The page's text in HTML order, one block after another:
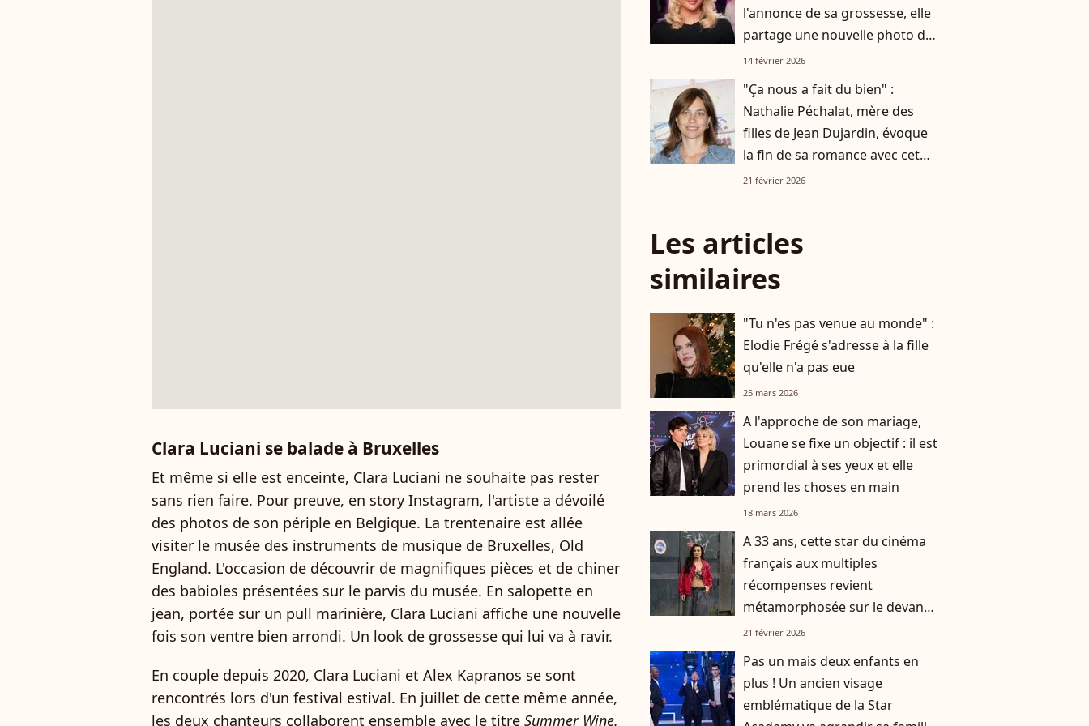
Clara Luciani se balade à Bruxelles
Et même si elle est enceinte, Clara Luciani ne souhaite pas rester
sans rien faire. Pour preuve, en story Instagram, l'artiste a dévoilé
des photos de son périple en Belgique. La trentenaire est allée
visiter le musée des instruments de musique de Bruxelles, Old
England. L'occasion de découvrir de magnifiques pièces et de chiner
des babioles présentées sur le parvis du musée. En salopette en
jean, portée sur un pull marinière, Clara Luciani affiche une nouvelle
fois son ventre bien arrondi. Un look de grossesse qui lui va à ravir.
En couple depuis 2020, Clara Luciani et Alex Kapranos se sont
rencontrés lors d'un festival estival. En juillet de cette même année,
les deux chanteurs collaborent ensemble avec le titre Summer Wine.
l'annonce de sa grossesse, elle
partage une nouvelle photo de
son ventre arrondi
14 février 2026
"Ça nous a fait du bien" :
Nathalie Péchalat, mère des
filles de Jean Dujardin, évoque
la fin de sa romance avec cet
homme célèbre qui a partagé
21 février 2026
Les articles
similaires
"Tu n'es pas venue au monde" :
Elodie Frégé s'adresse à la fille
qu'elle n'a pas eue
25 mars 2026
A l'approche de son mariage,
Louane se fixe un objectif : il est
primordial à ses yeux et elle
prend les choses en main
18 mars 2026
A 33 ans, cette star du cinéma
français aux multiples
récompenses revient
métamorphosée sur le devant
de la scène
21 février 2026
Pas un mais deux enfants en
plus ! Un ancien visage
emblématique de la Star